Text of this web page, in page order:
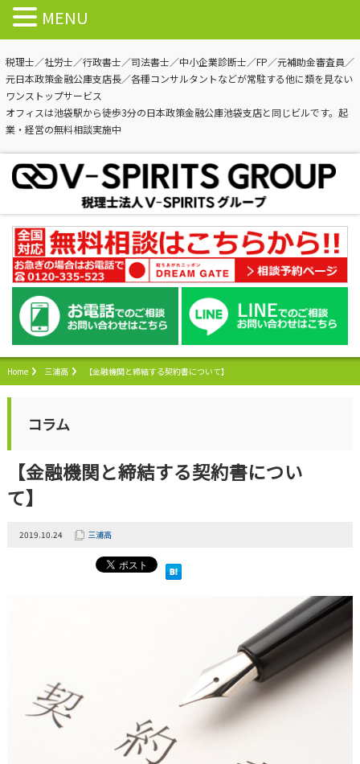
税理士／社労士／行政書士／司法書士／中小企業診断士／FP／元補助金審査員／
元日本政策金融公庫支店長／各種コンサルタントなどが常駐する他に類を見ない
ワンストップサービス
オフィスは池袋駅から徒歩3分の日本政策金融公庫池袋支店と同じビルです。起
業・経営の無料相談実施中
Home 三浦高 【金融機関と締結する契約書について】
コラム
【金融機関と締結する契約書につい
て】
2019.10.24 三浦高
MENU